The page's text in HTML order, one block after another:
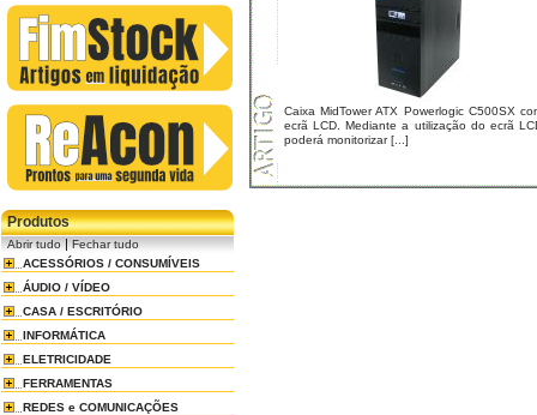
Produtos
Abrir tudo|Fechar tudo
ACESSÓRIOS / CONSUMÍVEIS
ÁUDIO / VÍDEO
CASA / ESCRITÓRIO
INFORMÁTICA
ELETRICIDADE
FERRAMENTAS
REDES e COMUNICAÇÕES
Caixa MidTower ATX Powerlogic C500SX
ecrã LCD. Mediante a utilização do ecrã
poderá monitorizar [...]